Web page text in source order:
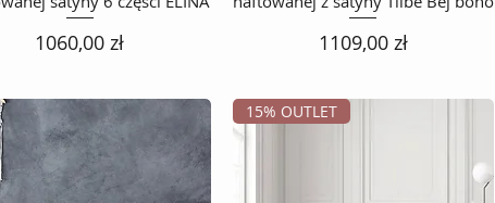
Cena
1060,00 zł Cena
1109,00 zł
15% OUTLET